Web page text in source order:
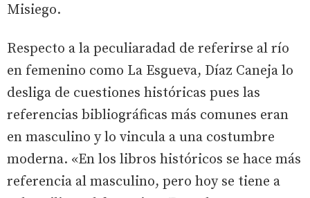
Misiego.
Respecto a la peculiaradad de referirse al río
en femenino como La Esgueva, Díaz Caneja lo
desliga de cuestiones históricas pues las
referencias bibliográficas más comunes eran
en masculino y lo vincula a una costumbre
moderna. «En los libros históricos se hace más
referencia al masculino, pero hoy se tiene a